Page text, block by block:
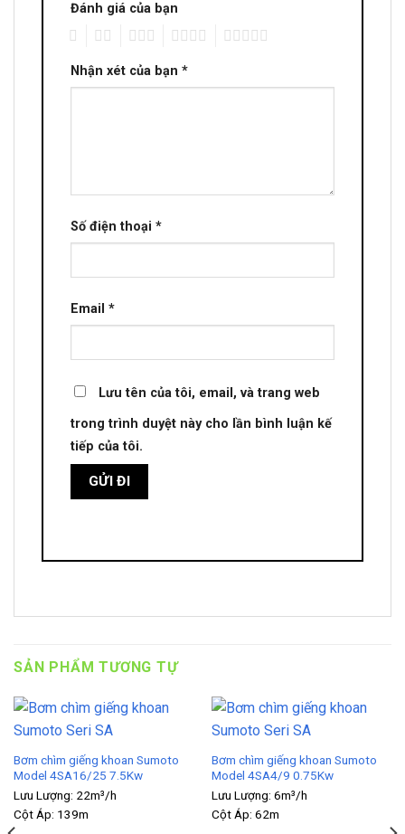
Đánh giá của bạn
Nhận xét của bạn *
Số điện thoại *
Email *
Lưu tên của tôi, email, và trang web
trong trình duyệt này cho lần bình luận kế
tiếp của tôi.
SẢN PHẨM TƯƠNG TỰ
Bơm chìm giếng khoan Sumoto
Model 4SA16/25 7.5Kw
Lưu Lượng: 22m³/h
Cột Áp: 139m
Bơm chìm giếng khoan Sumoto
Model 4SA4/9 0.75Kw
Lưu Lượng: 6m³/h
Cột Áp: 62m